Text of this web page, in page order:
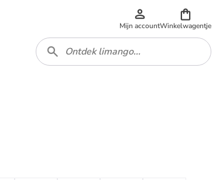
Mijn accountWinkelwagentje